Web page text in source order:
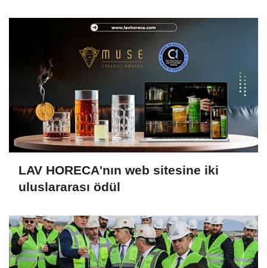
LAV HORECA'nın web sitesine iki
uluslararası ödül